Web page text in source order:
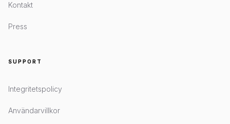
Kontakt
Press
SUPPORT
Integritetspolicy
Användarvillkor